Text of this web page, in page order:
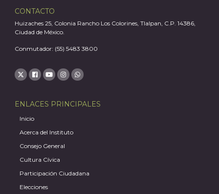
CONTACTO
Huizaches 25, Colonia Rancho Los Colorines, Tlalpan, C.P. 14386,
Ciudad de México.
Conmutador: (55) 5483 3800
ENLACES PRINCIPALES
Inicio
Acerca del Instituto
Consejo General
Cultura Cívica
Participación Ciudadana
Elecciones